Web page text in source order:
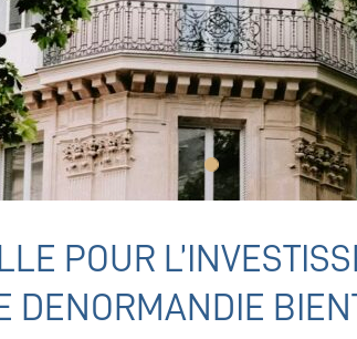
POUR
DENORMANDIE